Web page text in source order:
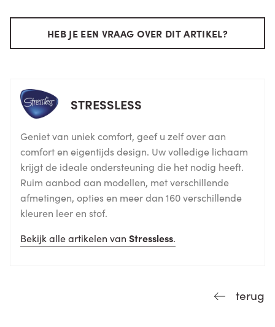
HEB JE EEN VRAAG OVER DIT ARTIKEL?
STRESSLESS
Geniet van uniek comfort, geef u zelf over aan
comfort en eigentijds design. Uw volledige lichaam
krijgt de ideale ondersteuning die het nodig heeft.
Ruim aanbod aan modellen, met verschillende
afmetingen, opties en meer dan 160 verschillende
kleuren leer en stof.
Bekijk alle artikelen van Stressless.
terug